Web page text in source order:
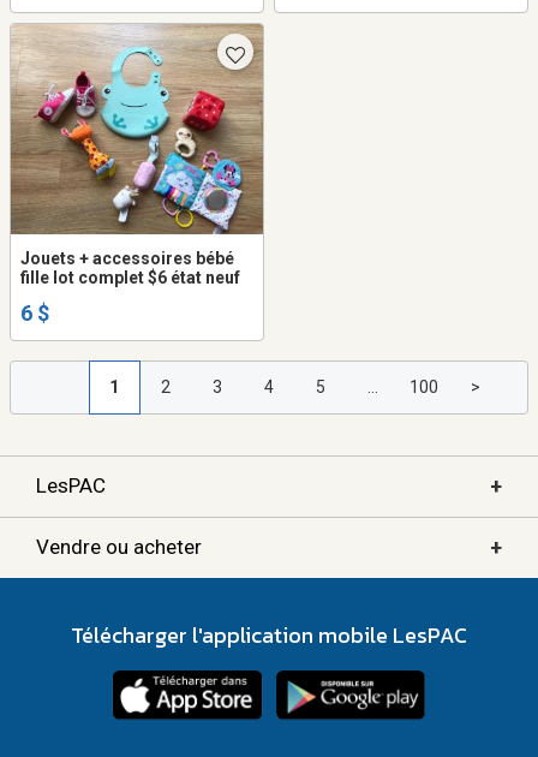
Jouets + accessoires bébé
fille lot complet $6 état neuf
6 $
1 2 3 4 5 ... 100 >
LesPAC +
Vendre ou acheter +
Télécharger l'application mobile LesPAC